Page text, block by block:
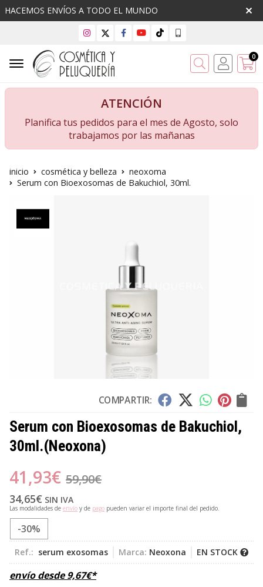
HACEMOS ENVÍOS A TODO EL MUNDO
Buscar 0
ATENCIÓN
Planifica tus pedidos para el mes de Agosto, solo
trabajamos por las mañanas
inicio cosmética y belleza
neoxoma
Serum con Bioexosomas de Bakuchiol, 30ml.
COMPARTIR:
Serum con Bioexosomas de Bakuchiol,
30ml.(Neoxona)
41,93€ 59,90€
34,65€ SIN IVA
Las modalidades de envío y de pago pueden variar el importe final del pedido.
-30%
Ref.: serum exosomas Marca: Neoxona EN STOCK
envío desde9,67€*